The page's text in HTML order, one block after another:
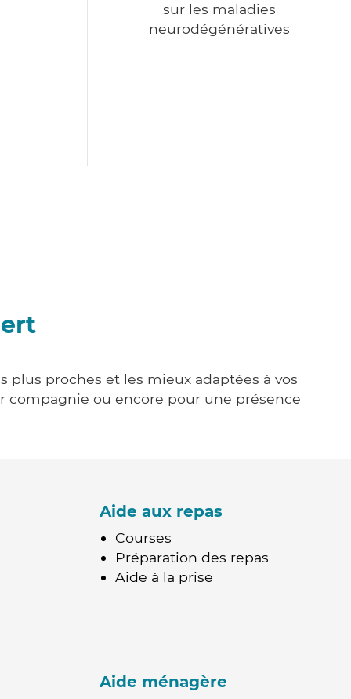
sur les maladies
neurodégénératives
plus proches et les mieux adaptées à vos
compagnie ou encore pour une présence
Aide aux repas
Courses
Préparation des repas
Aide à la prise
Aide ménagère